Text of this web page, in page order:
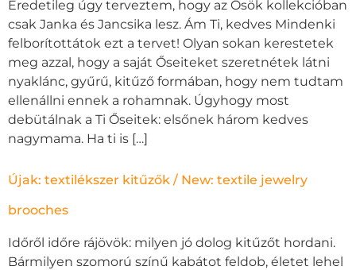
Eredetileg úgy terveztem, hogy az Ősök kollekcióban
csak Janka és Jancsika lesz. Ám Ti, kedves Mindenki
felborítottátok ezt a tervet! Olyan sokan kerestetek
meg azzal, hogy a saját Őseiteket szeretnétek látni
nyaklánc, gyűrű, kitűző formában, hogy nem tudtam
ellenállni ennek a rohamnak. Úgyhogy most
debütálnak a Ti Őseitek: elsőnek három kedves
nagymama. Ha ti is […]
Újak: textilékszer kitűzők / New: textile jewelry
brooches
Időről időre rájövök: milyen jó dolog kitűzőt hordani.
Bármilyen szomorú színű kabátot feldob, életet lehel